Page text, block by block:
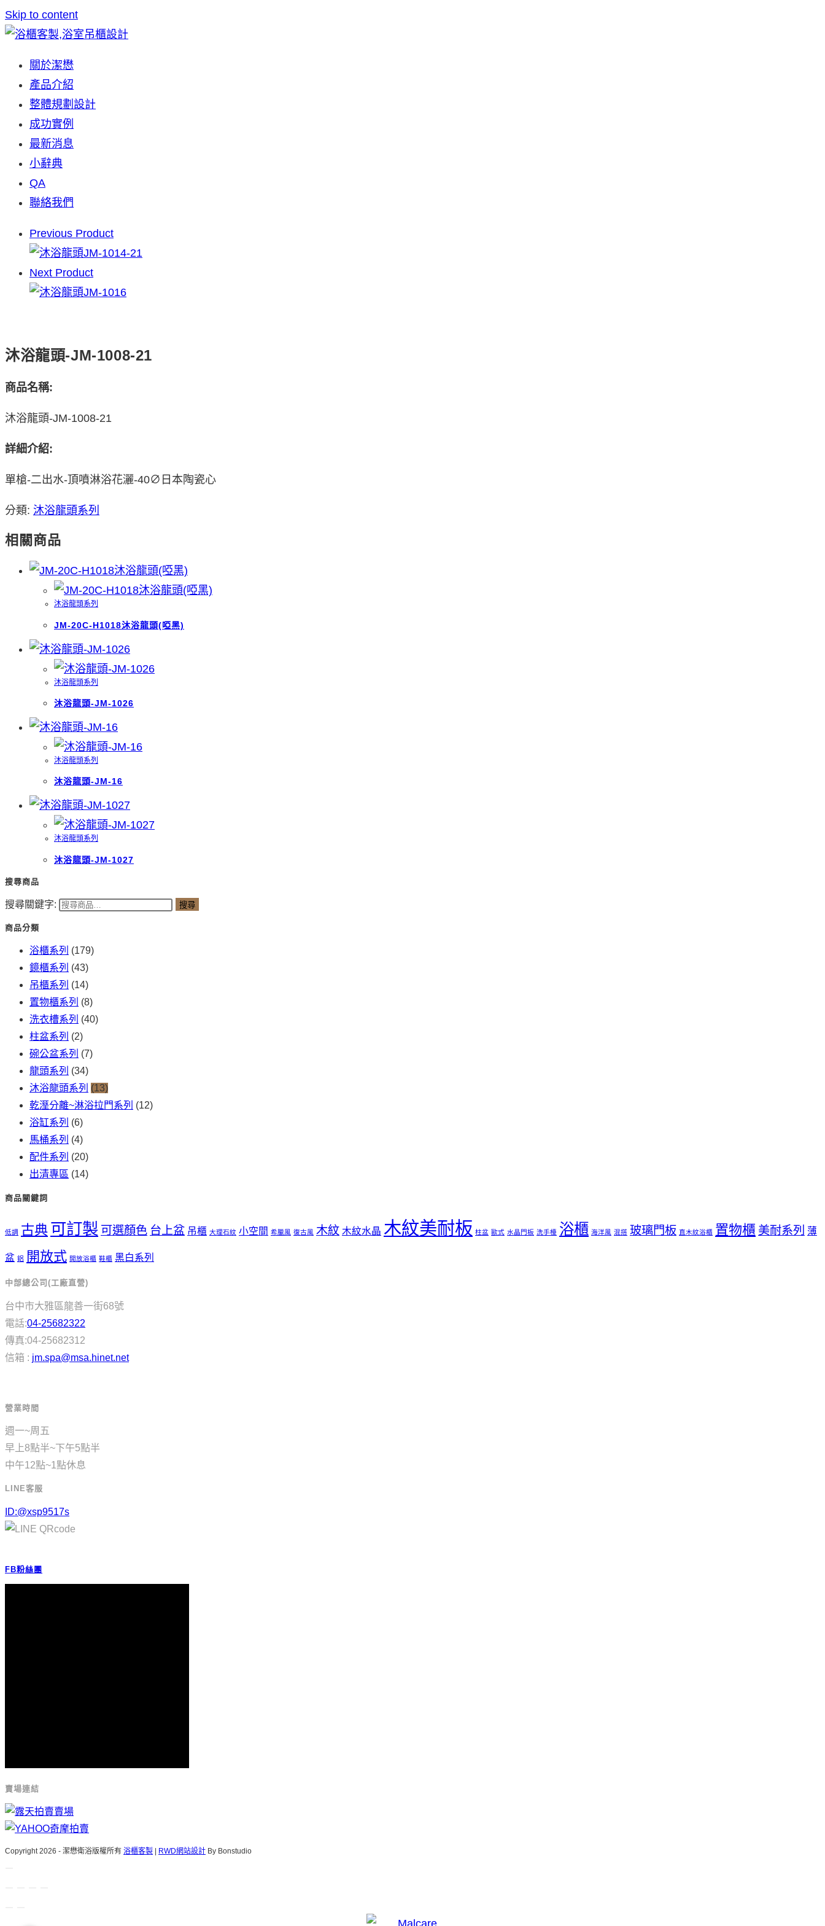
Skip to content
關於潔懋
產品介紹
整體規劃設計
成功實例
最新消息
小辭典
QA
聯絡我們
Previous Product
Next Product
沐浴龍頭-JM-1008-21
商品名稱:
沐浴龍頭-JM-1008-21
詳細介紹:
單槍-二出水-頂噴淋浴花灑-40∅日本陶瓷心
分類: 沐浴龍頭系列
相關商品
沐浴龍頭系列
JM-20C-H1018沐浴龍頭(啞黑)
沐浴龍頭系列
沐浴龍頭-JM-1026
沐浴龍頭系列
沐浴龍頭-JM-16
沐浴龍頭系列
沐浴龍頭-JM-1027
搜尋商品
搜尋關鍵字: 搜尋
商品分類
浴櫃系列 (179)
鏡櫃系列 (43)
吊櫃系列 (14)
置物櫃系列 (8)
洗衣槽系列 (40)
柱盆系列 (2)
碗公盆系列 (7)
龍頭系列 (34)
沐浴龍頭系列 (13)
乾溼分離~淋浴拉門系列 (12)
浴缸系列 (6)
馬桶系列 (4)
配件系列 (20)
出清專區 (14)
商品關鍵詞
低調 古典 可訂製 可選顏色 台上盆 吊櫃 大理石紋 小空間 希臘風 復古風 木紋 木紋水晶 木紋美耐板 柱盆 歐式 水晶門板 洗手檯 浴櫃 海洋風 混搭 玻璃門板 直木紋浴櫃 置物櫃 美耐系列 薄
盆 鋁 開放式 開放浴櫃 鞋櫃 黑白系列
中部總公司(工廠直營)
台中市大雅區龍善一街68號
電話:04-25682322
傳真:04-25682312
信箱 : jm.spa@msa.hinet.net
營業時間
週一~周五
早上8點半~下午5點半
中午12點~1點休息
LINE客服
ID:@xsp9517s
FB粉絲團
賣場連結
Copyright 2026 - 潔懋衛浴版權所有 浴櫃客製 | RWD網站設計 By Bonstudio